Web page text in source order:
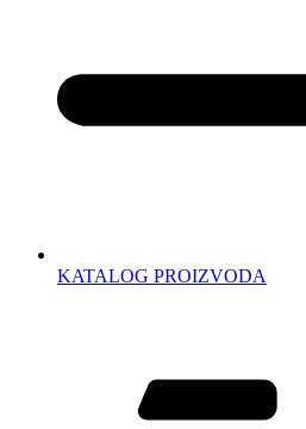
KATALOG PROIZVODA